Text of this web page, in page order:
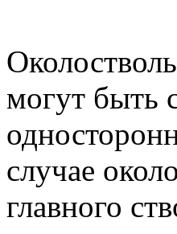
могут быть
случае
главного